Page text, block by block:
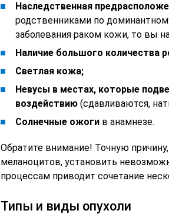
Наследственная
родственниками по
заболевания раком кожи, то вы
Наличие большого количества
Светлая кожа;
Невусы в местах, которые
воздействию (сдавливаются,
Солнечные ожоги в анамнезе.
Обратите внимание! Точную
меланоцитов, установить
процессам приводит сочетание
Типы и виды опухоли